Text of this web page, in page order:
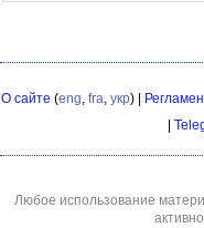
О сайте (eng, fra, укр) |
Любое использование